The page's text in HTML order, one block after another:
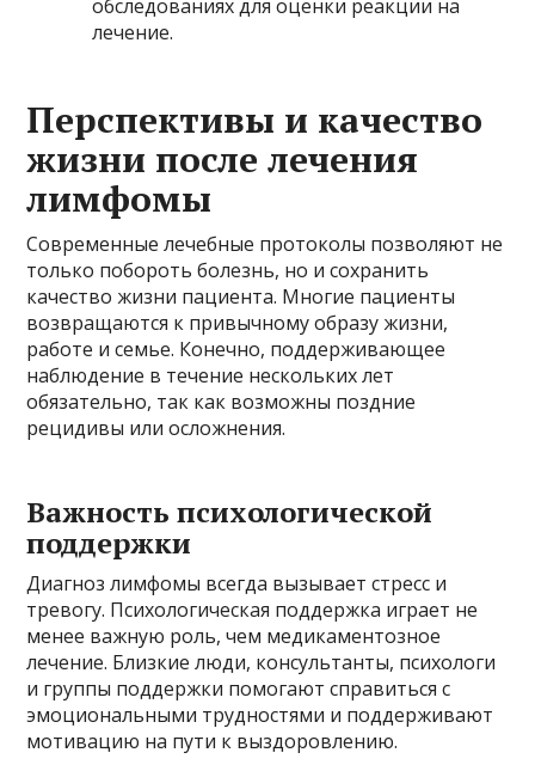
обследованиях для оценки реакции на
лечение.
Перспективы и качество
жизни после лечения
лимфомы
Современные лечебные протоколы позволяют не
только побороть болезнь, но и сохранить
качество жизни пациента. Многие пациенты
возвращаются к привычному образу жизни,
работе и семье. Конечно, поддерживающее
наблюдение в течение нескольких лет
обязательно, так как возможны поздние
рецидивы или осложнения.
Важность психологической
поддержки
Диагноз лимфомы всегда вызывает стресс и
тревогу. Психологическая поддержка играет не
менее важную роль, чем медикаментозное
лечение. Близкие люди, консультанты, психологи
и группы поддержки помогают справиться с
эмоциональными трудностями и поддерживают
мотивацию на пути к выздоровлению.